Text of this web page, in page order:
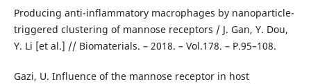
Producing anti-inflammatory macrophages by nanoparticle-
triggered clustering of mannose receptors / J. Gan, Y. Dou,
Y. Li [et al.] // Biomaterials. – 2018. – Vol.178. – Р.95–108.
Gazi, U. Influence of the mannose receptor in host